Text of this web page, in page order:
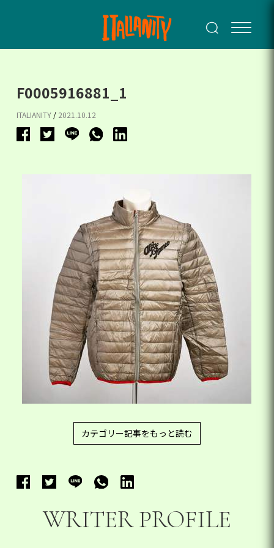
F0005916881_1
ITALIANITY / 2021.10.12
カテゴリー記事をもっと読む
WRITER PROFILE